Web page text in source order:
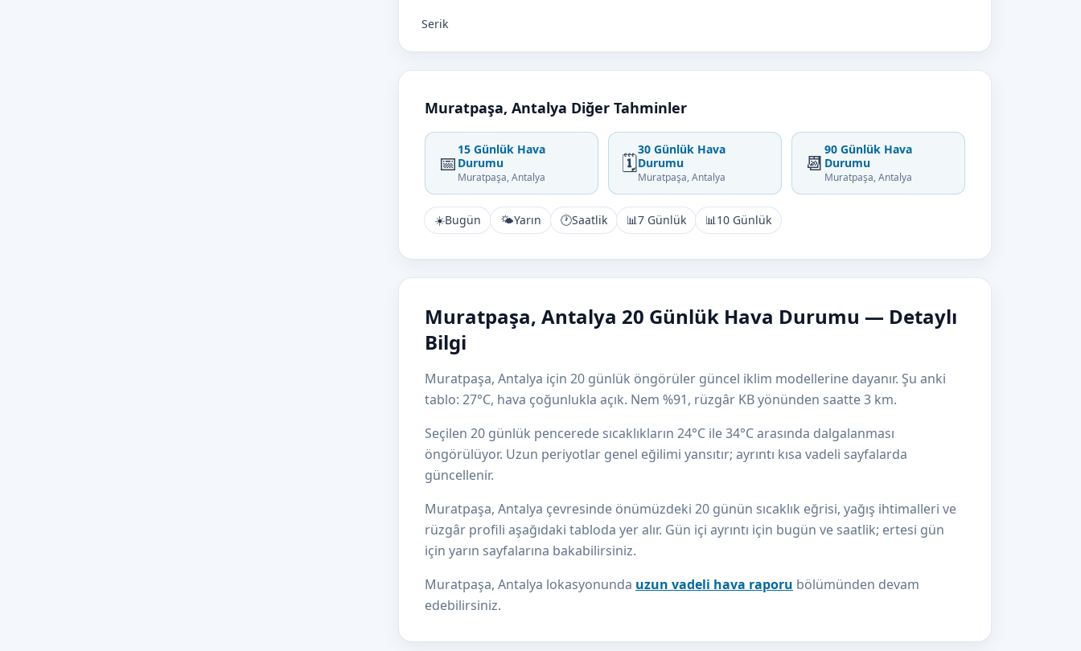
Serik
Muratpaşa, Antalya Diğer Tahminler
📅
15 Günlük Hava
Durumu
Muratpaşa, Antalya
🗓️
30 Günlük Hava
Durumu
Muratpaşa, Antalya
📆
90 Günlük Hava
Durumu
Muratpaşa, Antalya
☀️Bugün 🌤️Yarın 🕐Saatlik 📊7 Günlük 📊10 Günlük
Muratpaşa, Antalya 20 Günlük Hava Durumu — Detaylı
Bilgi
Muratpaşa, Antalya için 20 günlük öngörüler güncel iklim modellerine dayanır. Şu anki
tablo: 27°C, hava çoğunlukla açık. Nem %91, rüzgâr KB yönünden saatte 3 km.
Seçilen 20 günlük pencerede sıcaklıkların 24°C ile 34°C arasında dalgalanması
öngörülüyor. Uzun periyotlar genel eğilimi yansıtır; ayrıntı kısa vadeli sayfalarda
güncellenir.
Muratpaşa, Antalya çevresinde önümüzdeki 20 günün sıcaklık eğrisi, yağış ihtimalleri ve
rüzgâr profili aşağıdaki tabloda yer alır. Gün içi ayrıntı için bugün ve saatlik; ertesi gün
için yarın sayfalarına bakabilirsiniz.
Muratpaşa, Antalya lokasyonunda uzun vadeli hava raporu bölümünden devam
edebilirsiniz.